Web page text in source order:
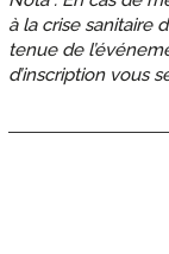
à la crise sanitaire
tenue de
d’inscription vous